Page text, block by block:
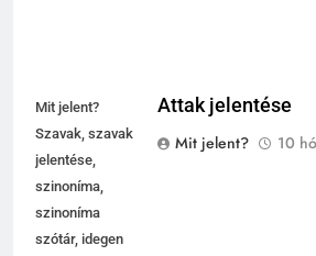
Mit jelent?
Szavak, szavak
jelentése,
szinoníma,
szinoníma
szótár, idegen
Attak jelentése
Mit jelent?
10